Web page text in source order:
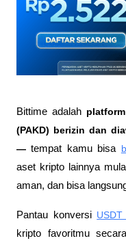
Bittime adalah
(PAKD) berizin dan
— tempat kamu bisa
aset kripto lainnya
aman, dan bisa
Pantau konversi
kripto favoritmu